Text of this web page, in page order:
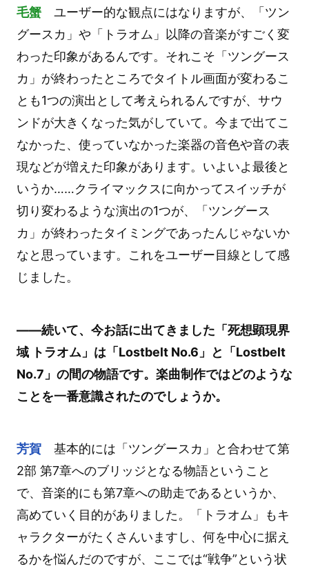
毛蟹ユーザー的な観点にはなりますが、「ツン
グースカ」や「トラオム」以降の音楽がすごく変
わった印象があるんです。それこそ「ツングース
カ」が終わったところでタイトル画面が変わるこ
とも1つの演出として考えられるんですが、サウ
ンドが大きくなった気がしていて。今まで出てこ
なかった、使っていなかった楽器の音色や音の表
現などが増えた印象があります。いよいよ最後と
いうか……クライマックスに向かってスイッチが
切り変わるような演出の1つが、「ツングース
カ」が終わったタイミングであったんじゃないか
なと思っています。これをユーザー目線として感
じました。
――続いて、今お話に出てきました「死想顕現界
域 トラオム」は「Lostbelt No.6」と「Lostbelt
No.7」の間の物語です。楽曲制作ではどのような
ことを一番意識されたのでしょうか。
芳賀基本的には「ツングースカ」と合わせて第
2部 第7章へのブリッジとなる物語ということ
で、音楽的にも第7章への助走であるというか、
高めていく目的がありました。「トラオム」もキ
ャラクターがたくさんいますし、何を中心に据え
るかを悩んだのですが、ここでは“戦争”という状